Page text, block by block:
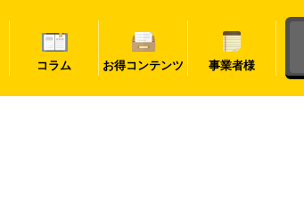
コラム お得コンテンツ 事業者様